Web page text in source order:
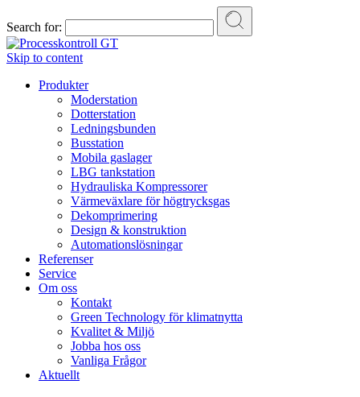
Search for:
Skip to content
Produkter
Moderstation
Dotterstation
Ledningsbunden
Busstation
Mobila gaslager
LBG tankstation
Hydrauliska Kompressorer
Värmeväxlare för högtrycksgas
Dekomprimering
Design & konstruktion
Automationslösningar
Referenser
Service
Om oss
Kontakt
Green Technology för klimatnytta
Kvalitet & Miljö
Jobba hos oss
Vanliga Frågor
Aktuellt